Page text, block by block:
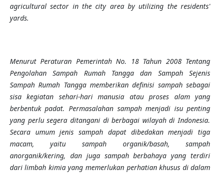
agricultural sector in the city area by utilizing the residents'
yards.
Menurut Peraturan Pemerintah No. 18 Tahun 2008 Tentang
Pengolahan Sampah Rumah Tangga dan Sampah Sejenis
Sampah Rumah Tangga memberikan definisi sampah sebagai
sisa kegiatan sehari-hari manusia atau proses alam yang
berbentuk padat. Permasalahan sampah menjadi isu penting
yang perlu segera ditangani di berbagai wilayah di Indonesia.
Secara umum jenis sampah dapat dibedakan menjadi tiga
macam, yaitu sampah organik/basah, sampah
anorganik/kering, dan juga sampah berbahaya yang terdiri
dari limbah kimia yang memerlukan perhatian khusus di dalam